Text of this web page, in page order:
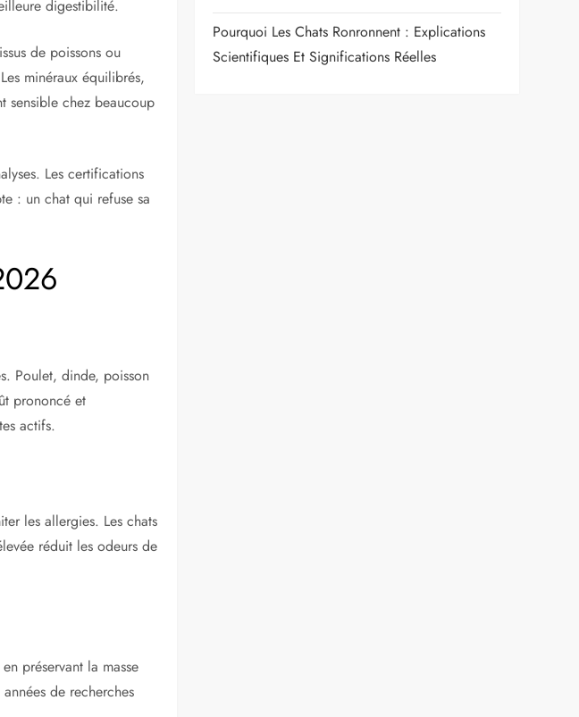
digestibilité.
de poissons ou
minéraux équilibrés,
sensible chez beaucoup
Les certifications
: un chat qui refuse sa
Poulet, dinde, poisson
prononcé et
actifs.
les allergies. Les chats
réduit les odeurs de
préservant la masse
de recherches
Pourquoi Les Chats Ronronnent : Explications
Scientifiques Et Significations Réelles